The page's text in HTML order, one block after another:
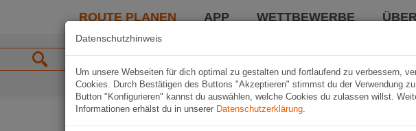
ROUTE PLANEN APP WETTBEWERBE
Datenschutzhinweis
Um unsere Webseiten für dich optimal zu gestalten und fortlaufend zu verbessern,
Cookies. Durch Bestätigen des Buttons "Akzeptieren" stimmst du der Verwendung
Button "Konfigurieren" kannst du auswählen, welche Cookies du zulassen willst.
Informationen erhälst du in unserer Datenschutzerklärung.